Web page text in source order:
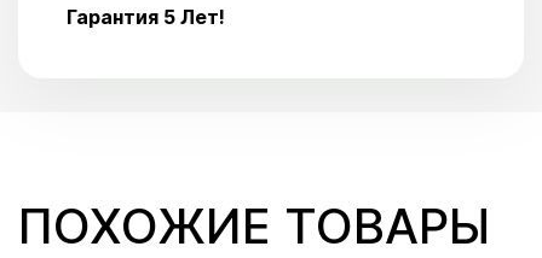
Гарантия 5 Лет!
ПОХОЖИЕ ТОВАРЫ